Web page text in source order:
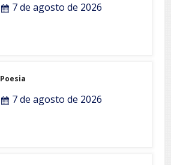
7 de agosto de 2026
Poesia
7 de agosto de 2026